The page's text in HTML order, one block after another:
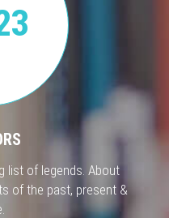
list of legends. About
of the past, present &